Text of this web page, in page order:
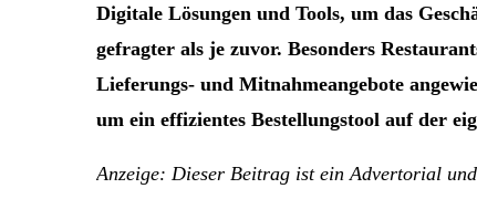
Digitale Lösungen und Tools, um das
gefragter als je zuvor. Besonders
Lieferungs- und Mitnahmeangebote
um ein effizientes Bestellungstool auf der
Anzeige: Dieser Beitrag ist ein Advertorial